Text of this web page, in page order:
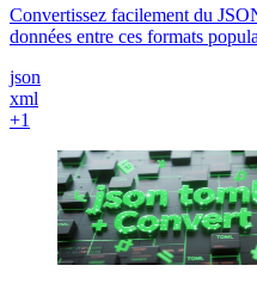
Convertissez facilement du
données entre ces formats
json
xml
+1